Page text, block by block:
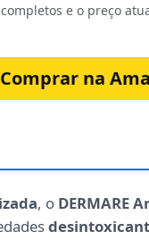
e o preço
Comprar na
, o DERMARE